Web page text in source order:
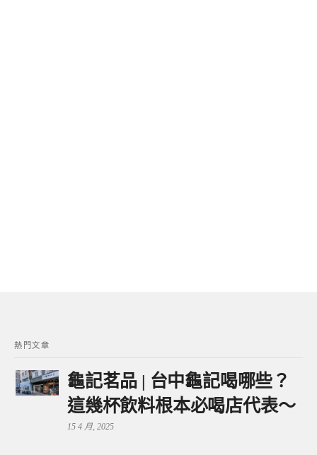
熱門文章
龜記茗品 | 台中龜記喝哪些？
這幾杯飲料根本必喝店代表～
15 4 月, 2025